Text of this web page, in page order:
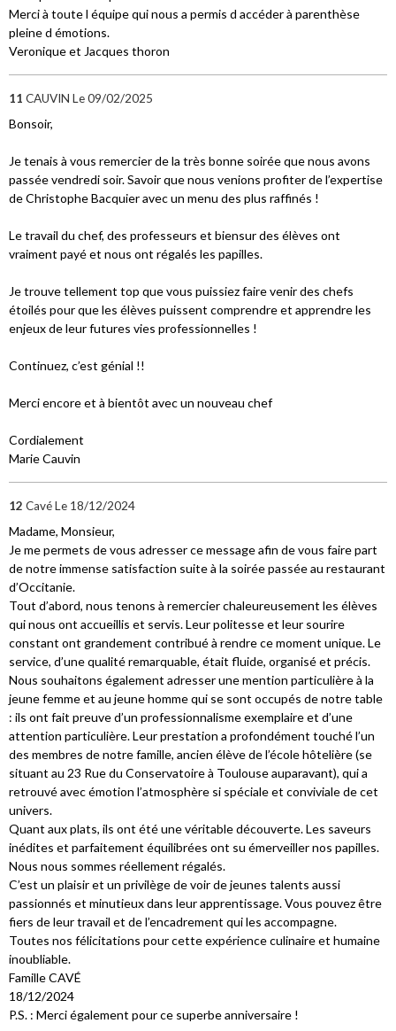
Merci à toute l équipe qui nous a permis d accéder à parenthèse
pleine d émotions.
Veronique et Jacques thoron
11 CAUVIN Le 09/02/2025
Bonsoir,
Je tenais à vous remercier de la très bonne soirée que nous avons
passée vendredi soir. Savoir que nous venions profiter de l’expertise
de Christophe Bacquier avec un menu des plus raffinés !
Le travail du chef, des professeurs et biensur des élèves ont
vraiment payé et nous ont régalés les papilles.
Je trouve tellement top que vous puissiez faire venir des chefs
étoilés pour que les élèves puissent comprendre et apprendre les
enjeux de leur futures vies professionnelles !
Continuez, c’est génial !!
Merci encore et à bientôt avec un nouveau chef
Cordialement
Marie Cauvin
12 CavéLe 18/12/2024
Madame, Monsieur,
Je me permets de vous adresser ce message afin de vous faire part
de notre immense satisfaction suite à la soirée passée au restaurant
d’Occitanie.
Tout d’abord, nous tenons à remercier chaleureusement les élèves
qui nous ont accueillis et servis. Leur politesse et leur sourire
constant ont grandement contribué à rendre ce moment unique. Le
service, d’une qualité remarquable, était fluide, organisé et précis.
Nous souhaitons également adresser une mention particulière à la
jeune femme et au jeune homme qui se sont occupés de notre table
: ils ont fait preuve d’un professionnalisme exemplaire et d’une
attention particulière. Leur prestation a profondément touché l’un
des membres de notre famille, ancien élève de l’école hôtelière (se
situant au 23 Rue du Conservatoire à Toulouse auparavant), qui a
retrouvé avec émotion l’atmosphère si spéciale et conviviale de cet
univers.
Quant aux plats, ils ont été une véritable découverte. Les saveurs
inédites et parfaitement équilibrées ont su émerveiller nos papilles.
Nous nous sommes réellement régalés.
C’est un plaisir et un privilège de voir de jeunes talents aussi
passionnés et minutieux dans leur apprentissage. Vous pouvez être
fiers de leur travail et de l’encadrement qui les accompagne.
Toutes nos félicitations pour cette expérience culinaire et humaine
inoubliable.
Famille CAVÉ
18/12/2024
P.S. : Merci également pour ce superbe anniversaire !